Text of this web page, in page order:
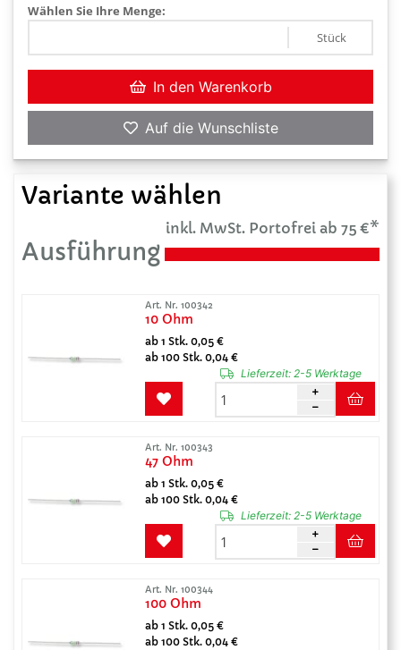
Wählen Sie Ihre Menge:
Stück
In den Warenkorb
Auf die Wunschliste
Variante wählen
inkl. MwSt. Portofrei ab 75 €*
Ausführung
Art. Nr. 100342
10 Ohm
ab 1 Stk. 0,05 €
ab 100 Stk. 0,04 €
Lieferzeit:2-5 Werktage
Art. Nr. 100343
47 Ohm
ab 1 Stk. 0,05 €
ab 100 Stk. 0,04 €
Lieferzeit:2-5 Werktage
Art. Nr. 100344
100 Ohm
ab 1 Stk. 0,05 €
ab 100 Stk. 0,04 €